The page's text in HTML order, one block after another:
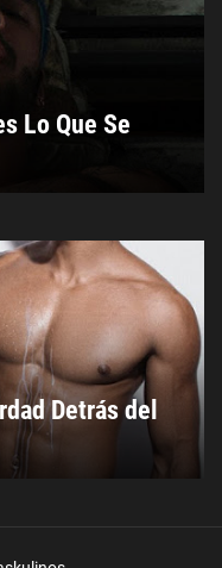
Lo Que Se
Detrás del